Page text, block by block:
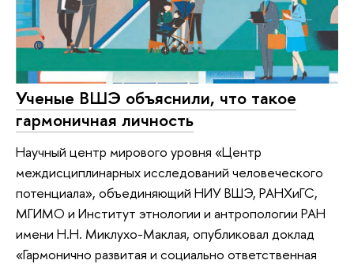
Ученые ВШЭ объяснили, что такое
гармоничная личность
Научный центр мирового уровня «Центр
междисциплинарных исследований человеческого
потенциала», объединяющий НИУ ВШЭ, РАНХиГС,
МГИМО и Институт этнологии и антропологии РАН
имени Н.Н. Миклухо-Маклая, опубликовал доклад
«Гармонично развитая и социально ответственная